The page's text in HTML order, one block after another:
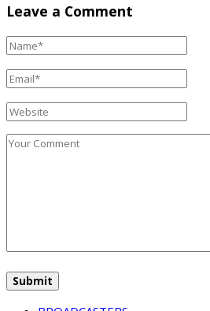
Leave a Comment